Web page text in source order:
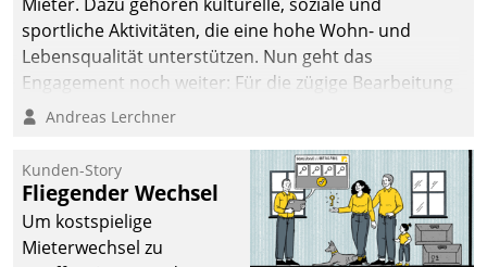
sportliche Aktivitäten, die eine hohe Wohn- und
Lebensqualität unterstützen. Nun geht das
Engagement noch weiter: Für die zügige Bearbeitung
von Beschwerden – oder Lob – richtet das
und Beschwerde-Management einen eigenen Kanal
ein.
Andreas Lerchner
Kunden-Story
Fliegender Wechsel
Um kostspielige
Mieterwechsel zu